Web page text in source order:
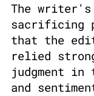
The
sacrificing
that the
relied
judgment in
and